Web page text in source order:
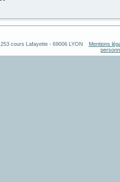
253 cours Lafayette- 69006 LYON
Mentions